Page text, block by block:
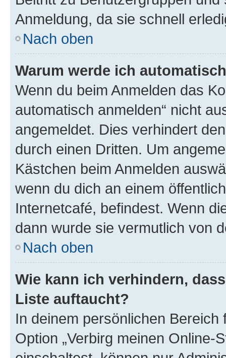
Anmeldung, da sie schnell
Nach oben
Warum werde ich
Wenn du beim Anmelden das
automatisch anmelden“ nicht
angemeldet. Dies verhindert
durch einen Dritten. Um
Kästchen beim Anmelden
wenn du dich an einem
Internetcafé, befindest. Wenn
dann wurde sie vermutlich von
Nach oben
Wie kann ich verhindern,
Liste auftaucht?
In deinem persönlichen
Option „Verbirg meinen Online-